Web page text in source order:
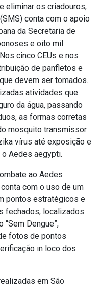
eliminar os criadouros,
conta com o apoio
da Secretaria de
e oito mil
cinco CEUs e nos
de panfletos e
devem ser tomados.
atividades que
da água, passando
as formas corretas
mosquito transmissor
vírus até exposição e
Aedes aegypti.
ao Aedes
com o uso de um
pontos estratégicos e
fechados, localizados
Dengue”,
fotos de pontos
in loco dos
em São